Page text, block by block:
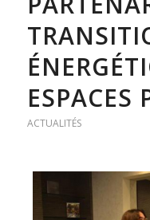
ESPACES
ACTUALITÉS